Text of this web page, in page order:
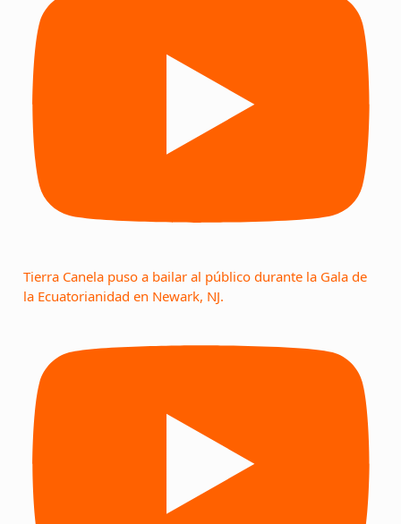
Tierra Canela puso a bailar al público durante la Gala de
la Ecuatorianidad en Newark, NJ.